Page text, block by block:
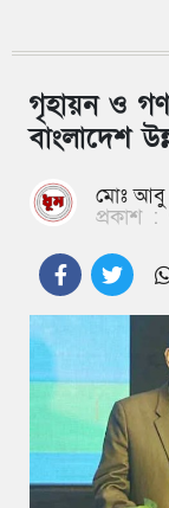
গৃহায়ন ও
বাংলাদেশ
মোঃ আবু
প্রকাশ :